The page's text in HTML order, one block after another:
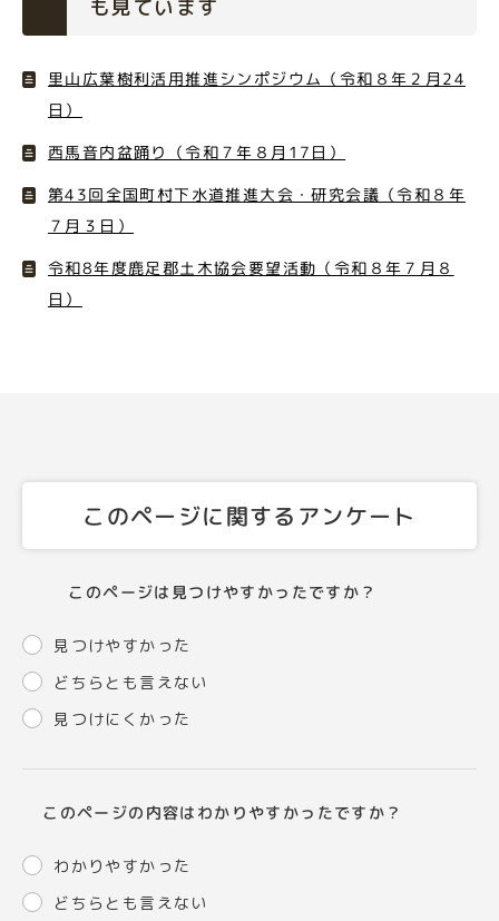
も見ています
里山広葉樹利活用推進シンポジウム（令和８年２月24
日）
西馬音内盆踊り（令和７年８月17日）
第43回全国町村下水道推進大会・研究会議（令和８年
７月３日）
令和8年度鹿足郡土木協会要望活動（令和８年７月８
日）
このページに関するアンケート
このページは見つけやすかったですか？
見つけやすかった
どちらとも言えない
見つけにくかった
このページの内容はわかりやすかったですか？
わかりやすかった
どちらとも言えない